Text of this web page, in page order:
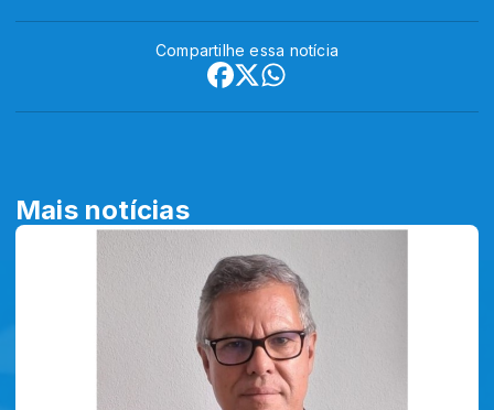
Compartilhe essa notícia
Mais notícias